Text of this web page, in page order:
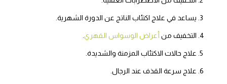
يساعد في علاج اكتئاب الناتج عن الدورة الشهرية.
التخفيف من أعراض الوسواس القهري
علاج حالات الاكتئاب المزمنة والشديدة.
علاج سرعة القذف عند الرجال.